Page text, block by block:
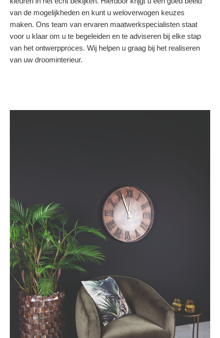
van de mogelijkheden en kunt u weloverwogen keuzes
maken. Ons team van ervaren maatwerkspecialisten staat
voor u klaar om u te begeleiden en te adviseren bij elke stap
van het ontwerpproces. Wij helpen u graag bij het realiseren
van uw droominterieur.